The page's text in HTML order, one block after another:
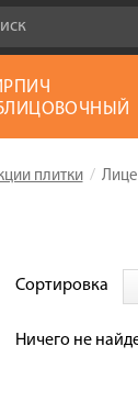
плитки
Сортировка
Ничего не